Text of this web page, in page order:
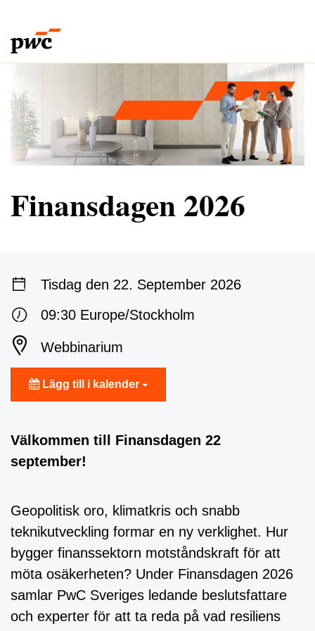
Finansdagen 2026
Tisdag den 22. September 2026
09:30 Europe/Stockholm
Webbinarium
Lägg till i kalender
Välkommen till Finansdagen 22
september!
Geopolitisk oro, klimatkris och snabb
teknikutveckling formar en ny verklighet. Hur
bygger finanssektorn motståndskraft för att
möta osäkerheten? Under Finansdagen 2026
samlar PwC Sveriges ledande beslutsfattare
och experter för att ta reda på vad resiliens